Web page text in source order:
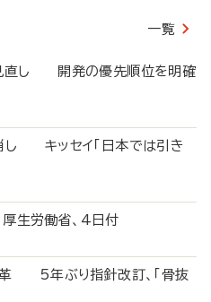
一覧
見直し 開発の優先順位を明確
し キッセイ「日本では引き
生労働省、4日付
革 5年ぶり指針改訂、「骨抜